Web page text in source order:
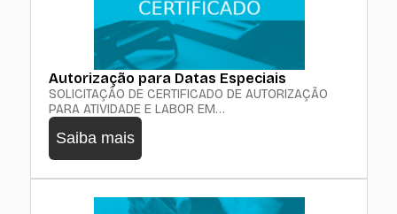
Autorização para Datas Especiais
SOLICITAÇÃO DE CERTIFICADO DE AUTORIZAÇÃO
PARA ATIVIDADE E LABOR EM…
Saiba mais